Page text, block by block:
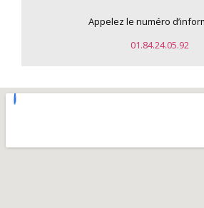
Appelez le numéro
01.84.24.05.92